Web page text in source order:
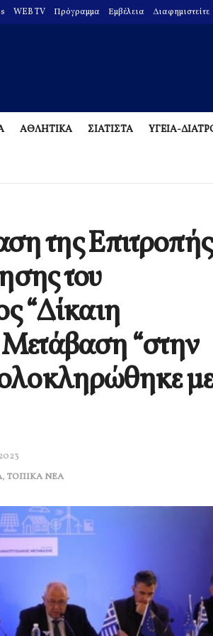
WEB TV Πρόγραμμα Εμβέλεια Διαφημιστείτε
ΑΘΛΗΤΙΚΑ ΣΙΑΤΙΣΤΑ ΥΓΕΙΑ-
της Επιτροπής
του
“Δίκαιη
“στην
με
, ΤΟΠΙΚΑ ΝΕΑ